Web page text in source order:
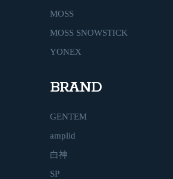
MOSS
MOSS SNOWSTICK
YONEX
BRAND
GENTEM
amplid
白神
SP